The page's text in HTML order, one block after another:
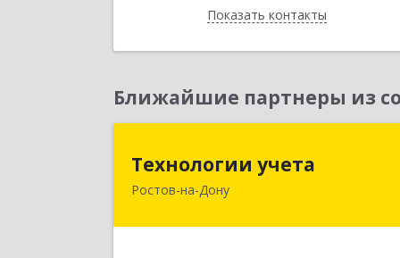
Показать контакты
Назад
Ближайшие партнеры из
Технологии учета
Ростов-на-Дону
344064, Ростовская обл, Ростов-на-